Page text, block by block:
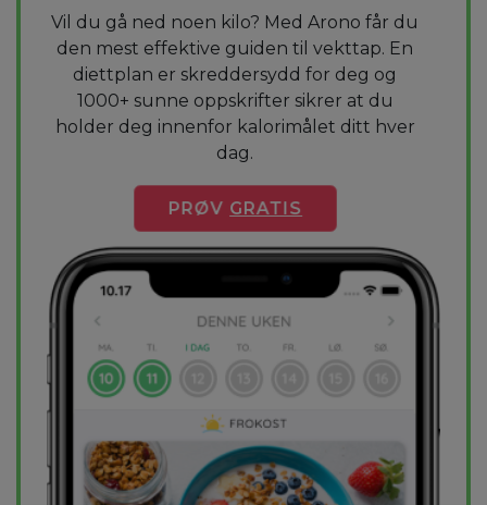
Vil du gå ned noen kilo? Med Arono får du
den mest effektive guiden til vekttap. En
diettplan er skreddersydd for deg og
1000+ sunne oppskrifter sikrer at du
holder deg innenfor kalorimålet ditt hver
dag.
PRØV GRATIS